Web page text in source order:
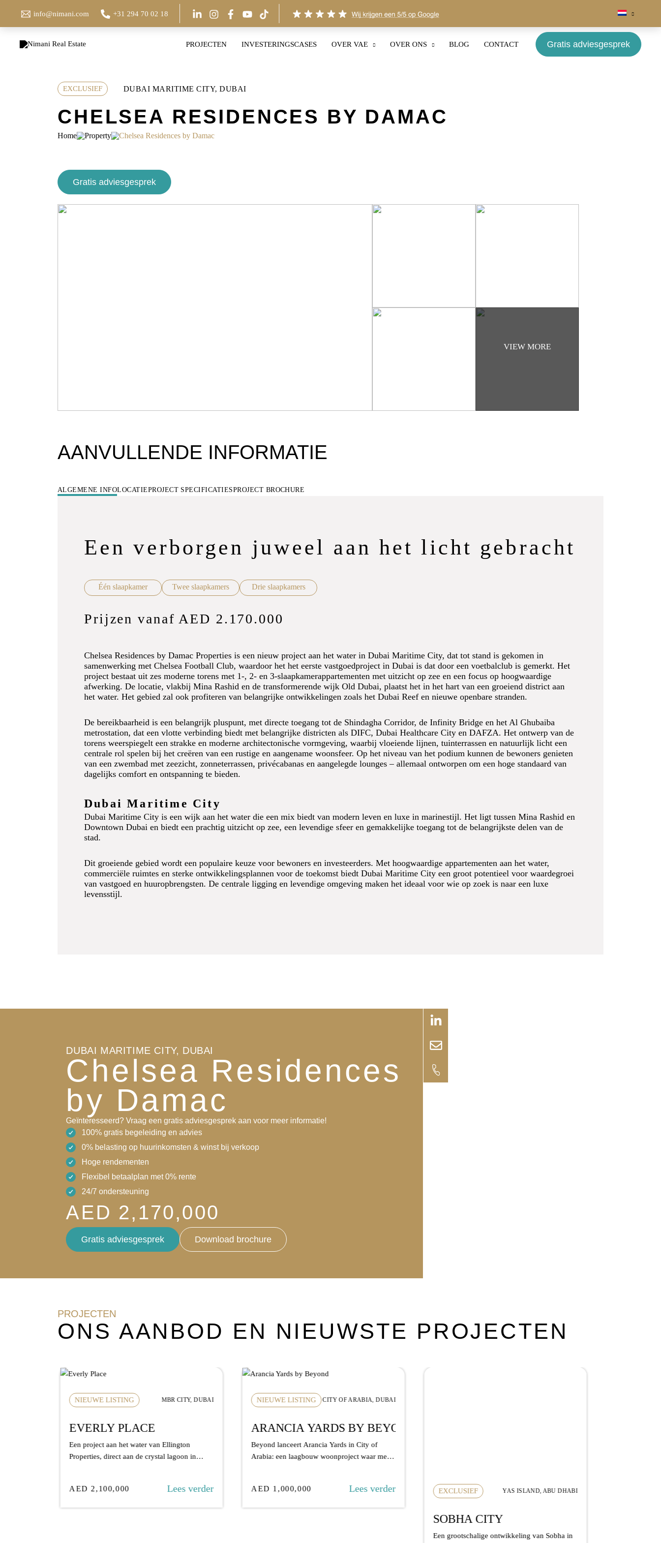
de
inhoud
info@nimani.com +31 294 70 02 18
PROJECTEN INVESTERINGSCASES OVER VAE OVER ONS BLOG CONTACT Gratis adviesgesprek
EXCLUSIEF DUBAI MARITIME CITY, DUBAI
CHELSEA RESIDENCES BY DAMAC
Home Property Chelsea Residences by Damac
Gratis adviesgesprek
AANVULLENDE INFORMATIE
ALGEMENE INFOLOCATIEPROJECT SPECIFICATIESPROJECT BROCHURE
Een verborgen juweel aan het licht gebracht
Één slaapkamer Twee slaapkamers Drie slaapkamers
Prijzen vanaf AED 2.170.000
Chelsea Residences by Damac Properties is een nieuw project aan het water in Dubai Maritime City, dat tot stand is gekomen in
samenwerking met Chelsea Football Club, waardoor het het eerste vastgoedproject in Dubai is dat door een voetbalclub is gemerkt. Het
project bestaat uit zes moderne torens met 1-, 2- en 3-slaapkamerappartementen met uitzicht op zee en een focus op hoogwaardige
afwerking. De locatie, vlakbij Mina Rashid en de transformerende wijk Old Dubai, plaatst het in het hart van een groeiend district aan
het water. Het gebied zal ook profiteren van belangrijke ontwikkelingen zoals het Dubai Reef en nieuwe openbare stranden.
De bereikbaarheid is een belangrijk pluspunt, met directe toegang tot de Shindagha Corridor, de Infinity Bridge en het Al Ghubaiba
metrostation, dat een vlotte verbinding biedt met belangrijke districten als DIFC, Dubai Healthcare City en DAFZA. Het ontwerp van de
torens weerspiegelt een strakke en moderne architectonische vormgeving, waarbij vloeiende lijnen, tuinterrassen en natuurlijk licht een
centrale rol spelen bij het creëren van een rustige en aangename woonsfeer. Op het niveau van het podium kunnen de bewoners genieten
van een zwembad met zeezicht, zonneterrassen, privécabanas en aangelegde lounges – allemaal ontworpen om een hoge standaard van
dagelijks comfort en ontspanning te bieden.
Dubai Maritime City
Dubai Maritime City is een wijk aan het water die een mix biedt van modern leven en luxe in marinestijl. Het ligt tussen Mina Rashid en
Downtown Dubai en biedt een prachtig uitzicht op zee, een levendige sfeer en gemakkelijke toegang tot de belangrijkste delen van de
stad.
Dit groeiende gebied wordt een populaire keuze voor bewoners en investeerders. Met hoogwaardige appartementen aan het water,
commerciële ruimtes en sterke ontwikkelingsplannen voor de toekomst biedt Dubai Maritime City een groot potentieel voor waardegroei
van vastgoed en huuropbrengsten. De centrale ligging en levendige omgeving maken het ideaal voor wie op zoek is naar een luxe
levensstijl.
DUBAI MARITIME CITY, DUBAI
Chelsea Residences
by Damac
Geïnteresseerd? Vraag een gratis adviesgesprek aan voor meer informatie!
100% gratis begeleiding en advies
0% belasting op huurinkomsten & winst bij verkoop
Hoge rendementen
Flexibel betaalplan met 0% rente
24/7 ondersteuning
AED 2,170,000
Gratis adviesgesprek Download brochure
in
PROJECTEN
ONS AANBOD EN NIEUWSTE PROJECTEN
NIEUWE LISTING MBR CITY, DUBAI
EVERLY PLACE
Een project aan het water van Ellington
Properties, direct aan de crystal lagoon in
AED 2,100,000 Lees verder
NIEUWE LISTING CITY OF ARABIA, DUBAI
ARANCIA YARDS BY BEYOND
Beyond lanceert Arancia Yards in City of
Arabia: een laagbouw woonproject waar meer
AED 1,000,000 Lees verder AED 1,350,000 Lees verder